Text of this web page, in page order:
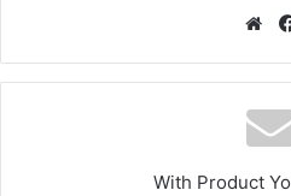
te
With Product